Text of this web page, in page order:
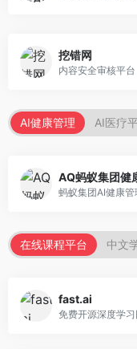
挖错网
AI健康管理 AI医疗
在线课程平台 中文
fast.ai